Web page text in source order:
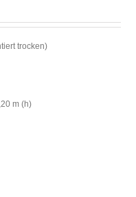
trocken)
m (h)